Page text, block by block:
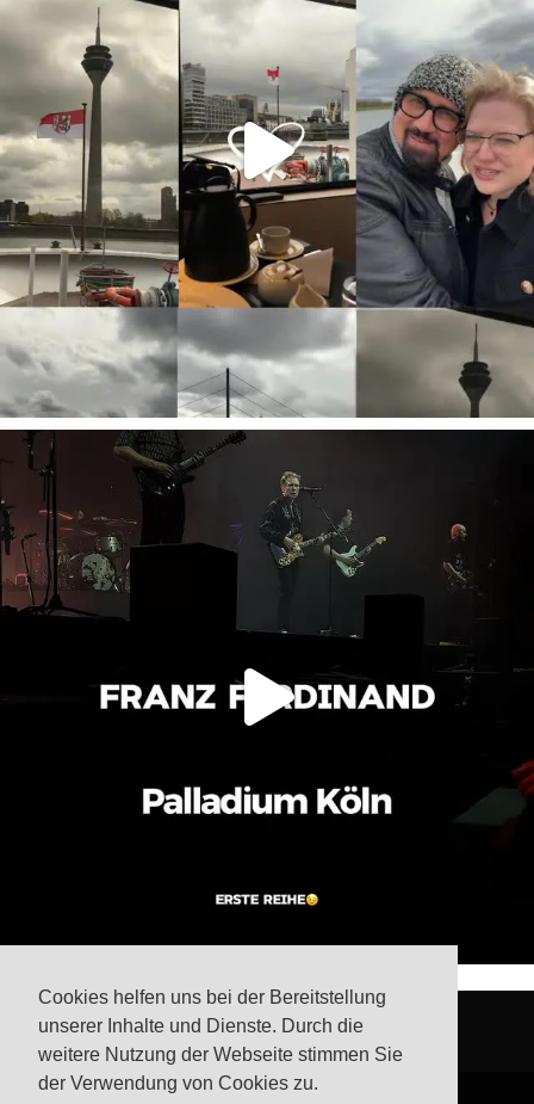
Cookies helfen uns bei der Bereitstellung
unserer Inhalte und Dienste. Durch die
weitere Nutzung der Webseite stimmen Sie
der Verwendung von Cookies zu.